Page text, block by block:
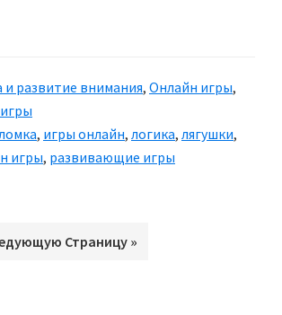
и развитие внимания, Онлайн игры,
, игры онлайн, логика, лягушки,
игры, развивающие игры
Страницу »